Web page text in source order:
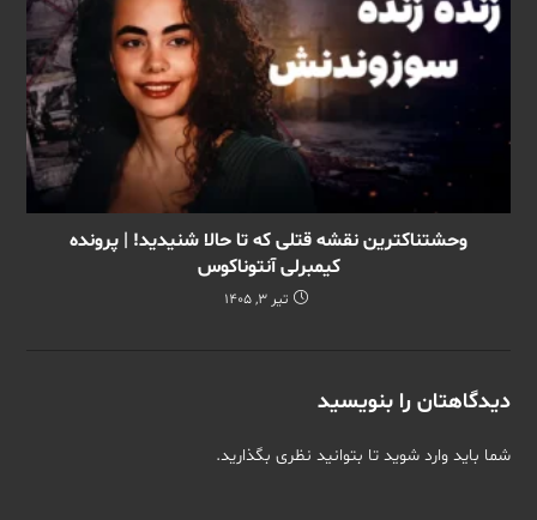
وحشتناکترین نقشه قتلی که تا حالا شنیدید! | پرونده
کیمبرلی آنتوناکوس
تیر 3, 1405
دیدگاهتان را بنویسید
شما بایدوارد شویدتا بتوانید نظری بگذارید.